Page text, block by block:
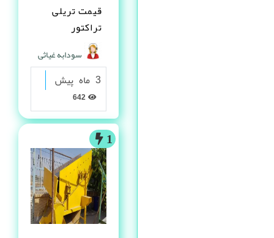
قیمت تریلی
تراکتور
سودابه غیاثی
3 ماه پیش
1